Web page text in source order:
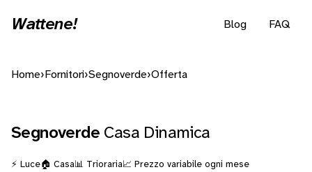
Wattene! Blog FAQ
Home› Fornitori›Segnoverde›Offerta
Segnoverde Casa Dinamica
⚡ Luce🏠 Casa📊 Trioraria📈 Prezzo variabile ogni mese